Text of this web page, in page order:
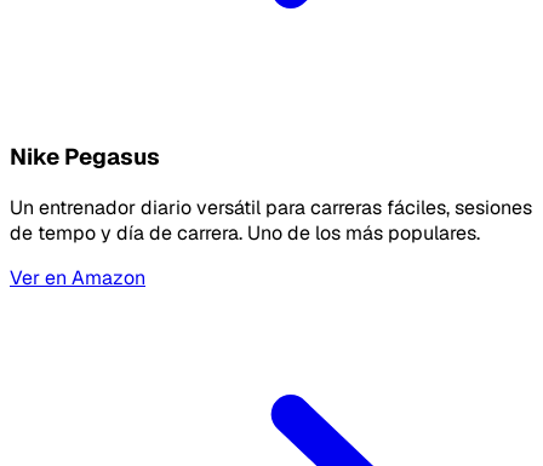
Nike Pegasus
Un entrenador diario versátil para carreras fáciles, sesiones
de tempo y día de carrera. Uno de los más populares.
Ver en Amazon